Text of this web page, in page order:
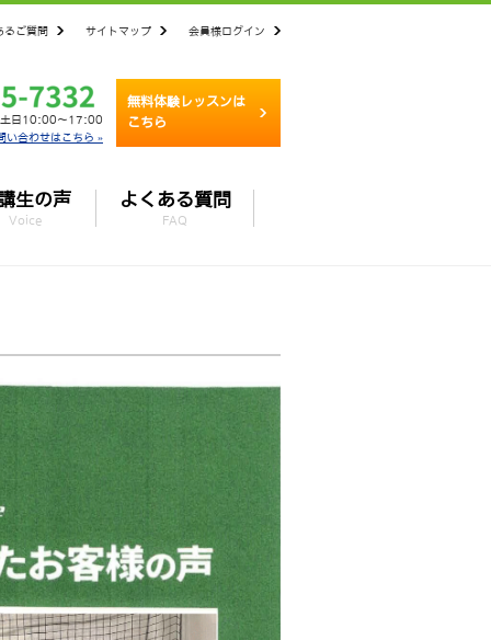
るご質問 サイトマップ 会員様ログイン
日10:00～17:00
い合わせはこちら »
無料体験レッスンは
こちら
生の声
Voice
よくある質問
FAQ